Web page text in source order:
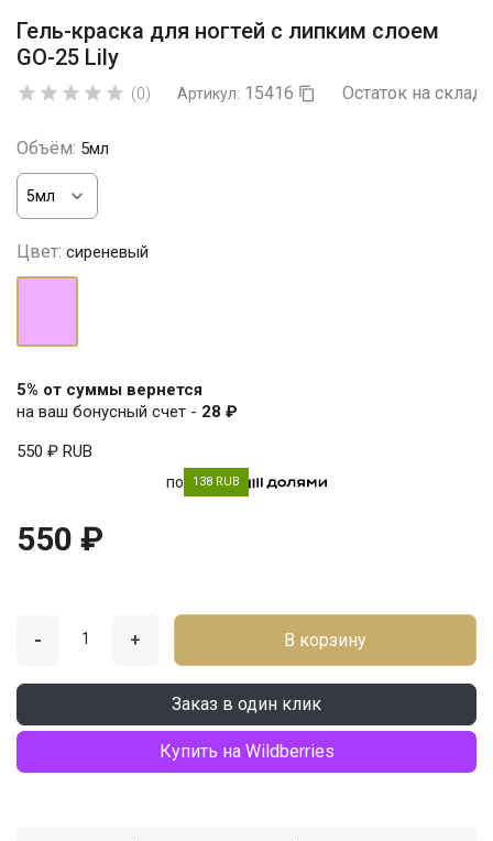
Гель-краска для ногтей с липким слоем
GO-25 Lily
     (0) Артикул: 15416  Остаток на
Объём: 5мл
Цвет: сиреневый
5% от суммы вернется
на ваш бонусный счет - 28 ₽
550 ₽ RUB
по 138 RUB
550 ₽
- + В корзину
Заказ в один клик
Купить на Wildberries